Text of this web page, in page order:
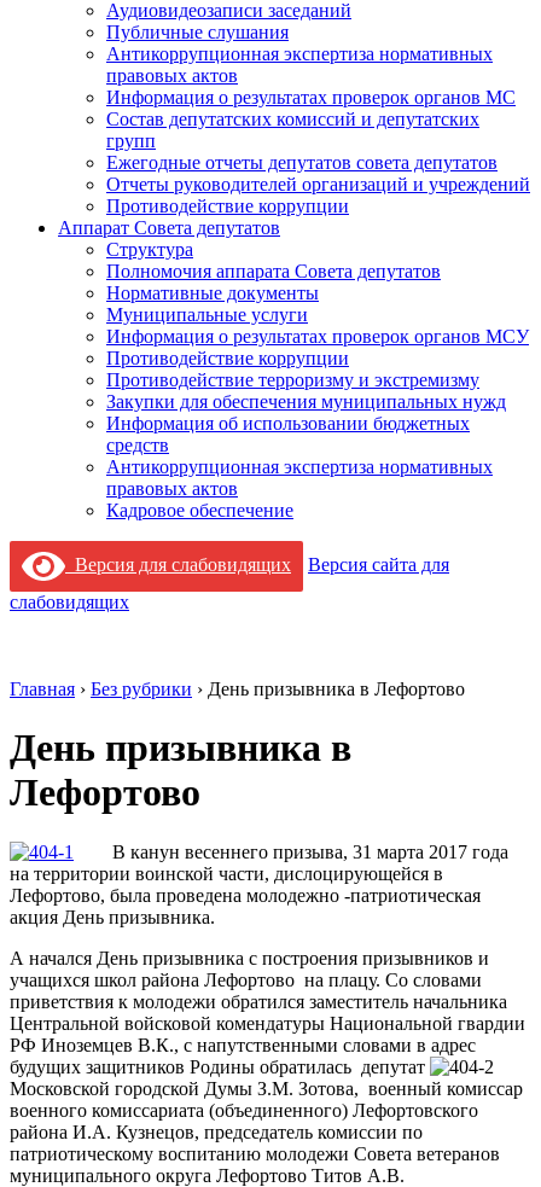
Аудиовидеозаписи заседаний
Публичные слушания
Антикоррупционная экспертиза нормативных
правовых актов
Информация о результатах проверок органов МС
Состав депутатских комиссий и депутатских
групп
Ежегодные отчеты депутатов совета депутатов
Отчеты руководителей организаций и учреждений
Противодействие коррупции
Аппарат Совета депутатов
Структура
Полномочия аппарата Совета депутатов
Нормативные документы
Муниципальные услуги
Информация о результатах проверок органов МСУ
Противодействие коррупции
Противодействие терроризму и экстремизму
Закупки для обеспечения муниципальных нужд
Информация об использовании бюджетных
средств
Антикоррупционная экспертиза нормативных
правовых актов
Кадровое обеспечение
Версия для слабовидящих
Версия сайта для
слабовидящих
Главная › Без рубрики › День призывника в Лефортово
День призывника в
Лефортово
В канун весеннего призыва, 31 марта 2017 года
на территории воинской части, дислоцирующейся в
Лефортово, была проведена молодежно -патриотическая
акция День призывника.
А начался День призывника с построения призывников и
учащихся школ района Лефортово на плацу. Со словами
приветствия к молодежи обратился заместитель начальника
Центральной войсковой комендатуры Национальной гвардии
РФ Иноземцев В.К., с напутственными словами в адрес
будущих защитников Родины обратилась депутат
Московской городской Думы З.М. Зотова, военный комиссар
военного комиссариата (объединенного) Лефортовского
района И.А. Кузнецов, председатель комиссии по
патриотическому воспитанию молодежи Совета ветеранов
муниципального округа Лефортово Титов А.В.